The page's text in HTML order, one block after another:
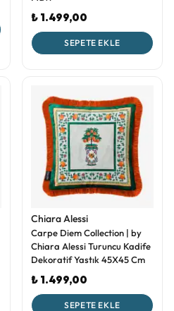
₺ 1.499,00
SEPETE EKLE
Chiara Alessi
Carpe Diem Collection | by
Chiara Alessi Turuncu Kadife
Dekoratif Yastık 45X45 Cm
₺ 1.499,00
SEPETE EKLE